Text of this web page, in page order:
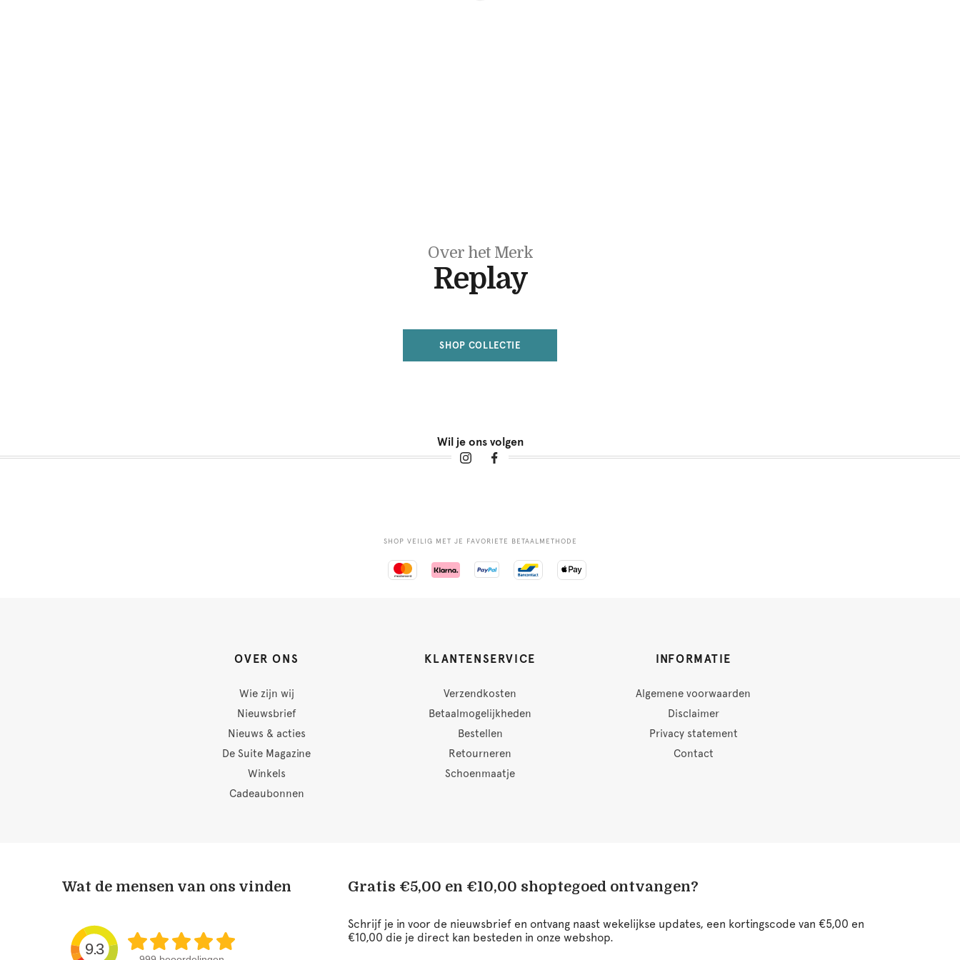
Over het Merk
Replay
SHOP COLLECTIE
Wil je ons volgen
SHOP VEILIG MET JE FAVORIETE BETAALMETHODE
OVER ONS
Wie zijn wij
Nieuwsbrief
Nieuws & acties
De Suite Magazine
Winkels
Cadeaubonnen
KLANTENSERVICE
Verzendkosten
Betaalmogelijkheden
Bestellen
Retourneren
Schoenmaatje
INFORMATIE
Algemene voorwaarden
Disclaimer
Privacy statement
Contact
Wat de mensen van ons vinden
9.3
Gratis €5,00 en €10,00 shoptegoed ontvangen?
Schrijf je in voor de nieuwsbrief en ontvang naast wekelijkse updates, een kortingscode van €5,00 en
€10,00 die je direct kan besteden in onze webshop.